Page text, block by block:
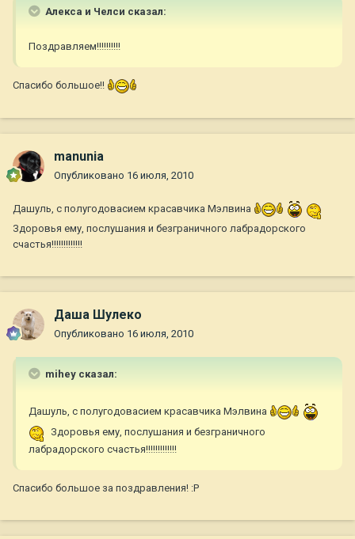
Алекса и Челси сказал:
Поздравляем!!!!!!!!!!
Спасибо большое!!
manunia
Опубликовано 16 июля, 2010
Дашуль, с полугодовасием красавчика Мэлвина
Здоровья ему, послушания и безграничного лабрадорского
счастья!!!!!!!!!!!!!
Даша Шулеко
Опубликовано 16 июля, 2010
mihey сказал:
Дашуль, с полугодовасием красавчика Мэлвина
Здоровья ему, послушания и безграничного
лабрадорского счастья!!!!!!!!!!!!!
Спасибо большое за поздравления! :P